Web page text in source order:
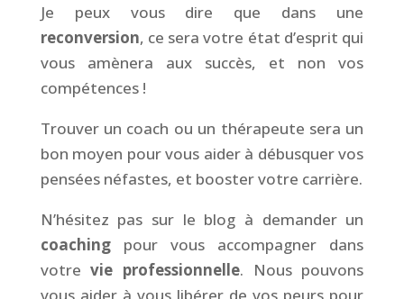
Je peux vous dire que dans une
reconversion, ce sera votre état d’esprit qui
vous amènera aux succès, et non vos
compétences !
Trouver un coach ou un thérapeute sera un
bon moyen pour vous aider à débusquer vos
pensées néfastes, et booster votre carrière.
N’hésitez pas sur le blog à demander un
coachingpour vous accompagner dans
votrevie professionnelle. Nous pouvons
vous aider à vous libérer de vos peurs pour